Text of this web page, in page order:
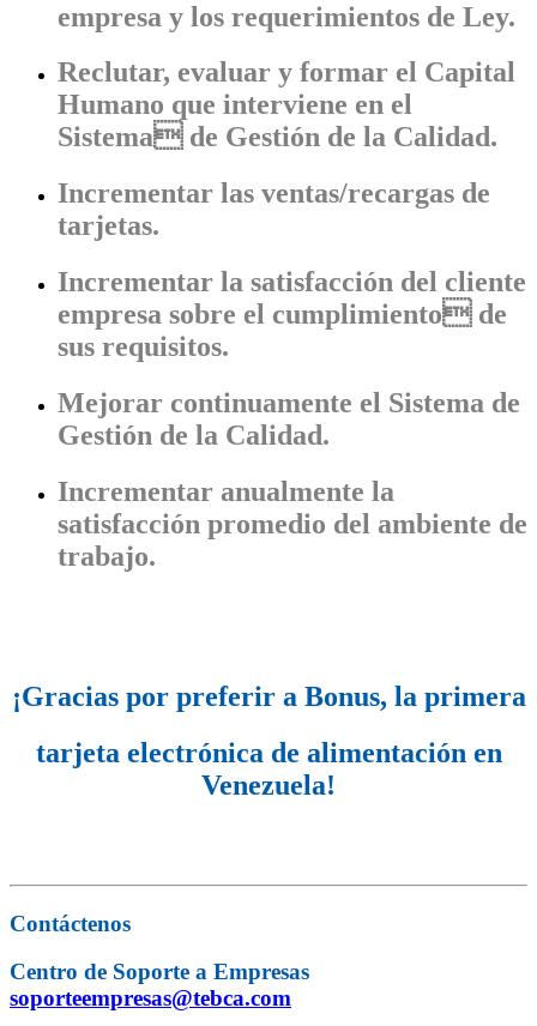
empresa y los requerimientos de Ley.
Reclutar, evaluar y formar el Capital
Humano que interviene en el
Sistema de Gestión de la Calidad.
Incrementar las ventas/recargas de
tarjetas.
Incrementar la satisfacción del cliente
empresa sobre el cumplimiento de
sus requisitos.
Mejorar continuamente el Sistema de
Gestión de la Calidad.
Incrementar anualmente la
satisfacción promedio del ambiente de
trabajo.
¡Gracias por preferir a Bonus, la primera
tarjeta electrónica de alimentación en
Venezuela!
Contáctenos
Centro de Soporte a Empresas
soporteempresas@tebca.com